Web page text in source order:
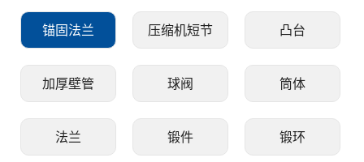
联系我们
中/EN
锚固法兰 压缩机短节 凸台
加厚壁管 球阀 筒体
法兰 锻件 锻环